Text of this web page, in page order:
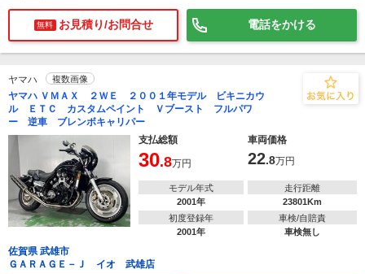
無料 お見積り/お問合せ 電話をかける
ヤマハ 複数画像
ヤマハ ＶＭＡＸ ２ＷＥ ２００１年モデル ビキニカウ
ル ＥＴＣ カスタムペイント Ｖブースト フルパワ
ー 逆車 ブレンボキャリパー
支払総額
車両価格
30.8万円 22.8万円
モデル年式
2001年
走行距離
23801Km
初度登録年
2001年
車検/自賠責
車検無し
佐賀県 武雄市
ＧＡＲＡＧＥ－Ｊ イオ 武雄店